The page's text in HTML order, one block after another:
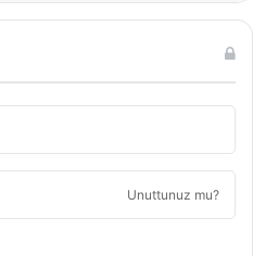
Unuttunuz mu?